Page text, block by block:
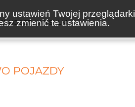
ustawień Twojej przeglądarki
zmienić te ustawienia.
KOSZTY WYSYŁKI
POJAZDY